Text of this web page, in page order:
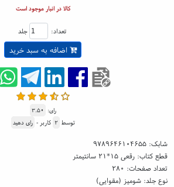
کالا در انبار موجود است
تعداد: جلد
اضافه به سبد خرید
رای: ۳.۵۰
توسط ۲ کاربر - رای دهید
شابک:۹۷۸۹۶۴۶۱۰۴۶۵۵
قطع کتاب: رقعی ۱۵*۲۱ سانتیمتر
تعداد صفحات: ۲۸۰
نوع جلد: شومیز (مقوایی)